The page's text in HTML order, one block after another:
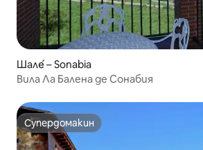
Шале́ – Sonabia
Вила Ла Балена де Сонабия
Супердомакин
Супердомакин